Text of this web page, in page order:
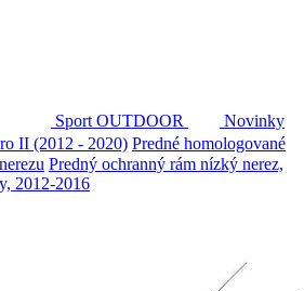
Sport OUTDOOR
Novinky
II (2012 - 2020) Predné homologované
Predný ochranný rám nízký nerez,
2012-2016